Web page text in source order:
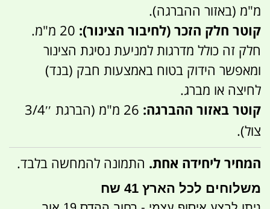
מ"מ (באזור ההברגה).
קוטר חלק הזכר (לחיבור הצינור):
20 מ"מ.
חלק זה כולל מדרגות למניעת נסיגת הצינור
ומאפשר הידוק בטוח באמצעות חבק (בנד)
לחיצה או מברג.
קוטר באזור ההברגה:
3/4′′
צול).
המחיר ליחידה אחת. התמונה להמחשה בלבד.
משלוחים לכל הארץ 41 שח